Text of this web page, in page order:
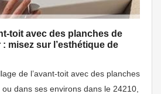
toit avec des planches de
misez sur l’esthétique de
de l’avant-toit avec des planches
dans ses environs dans le 24210,